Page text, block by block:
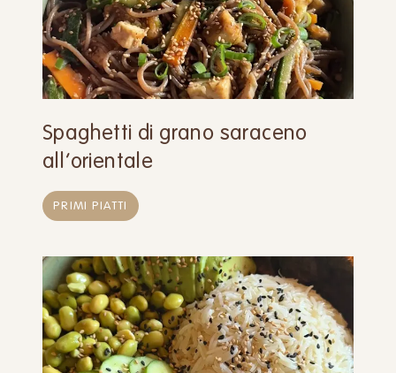
Spaghetti di grano saraceno
all’orientale
PRIMI PIATTI